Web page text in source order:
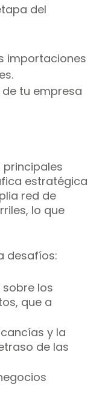
del
importaciones
tu empresa
principales
estratégica
red de
lo que
desafíos:
los
que a
y la
de las